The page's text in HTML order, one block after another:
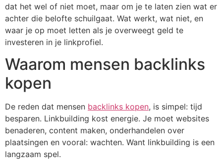
dat het wel of niet moet, maar om je te laten zien wat er
achter die belofte schuilgaat. Wat werkt, wat niet, en
waar je op moet letten als je overweegt geld te
investeren in je linkprofiel.
Waarom mensen backlinks
kopen
De reden dat mensen backlinks kopen, is simpel: tijd
besparen. Linkbuilding kost energie. Je moet websites
benaderen, content maken, onderhandelen over
plaatsingen en vooral: wachten. Want linkbuilding is een
langzaam spel.